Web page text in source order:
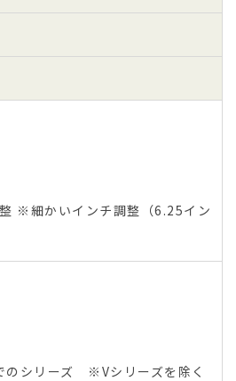
※細かいインチ調整（6.25イン
のシリーズ ※Vシリーズを除く